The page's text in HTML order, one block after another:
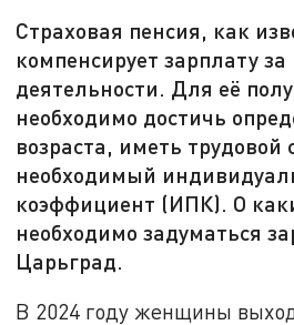
Страховая пенсия, как
компенсирует зарплату
деятельности. Для её
необходимо достичь
возраста, иметь трудовой
необходимый
коэффициент (ИПК). О
необходимо задуматься
Царьград.
В 2024 году женщины